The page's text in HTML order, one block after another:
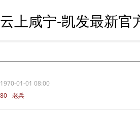
云上咸宁-凯发最新官
1970-01-01 08:00
80 老兵